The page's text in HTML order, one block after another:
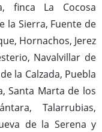
finca La Cocosa
la Sierra, Fuente de
Hornachos, Jerez
Navalvillar de
la Calzada, Puebla
Santa Marta de los
Talarrubias,
de la Serena y